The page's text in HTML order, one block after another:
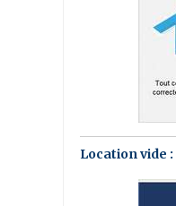
Location vide